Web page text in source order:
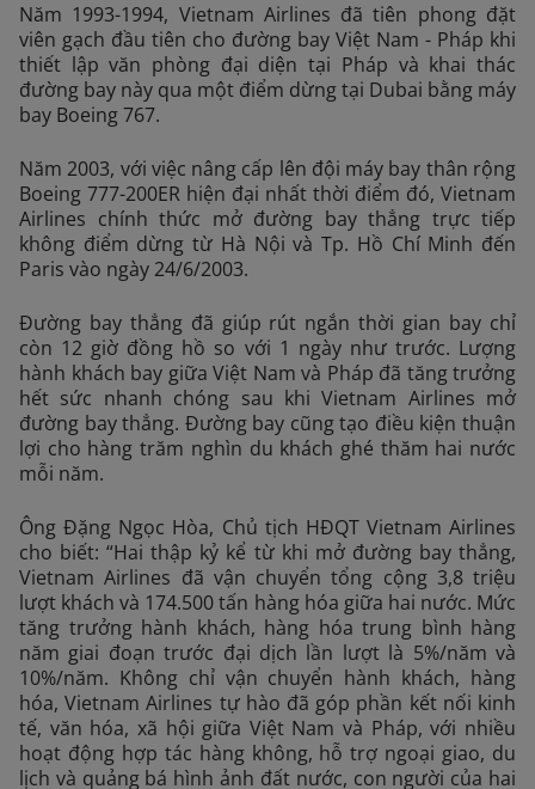
Năm 1993-1994, Vietnam Airlines đã tiên phong đặt
viên gạch đầu tiên cho đường bay Việt Nam - Pháp khi
thiết lập văn phòng đại diện tại Pháp và khai thác
đường bay này qua một điểm dừng tại Dubai bằng máy
bay Boeing 767.
Năm 2003, với việc nâng cấp lên đội máy bay thân rộng
Boeing 777-200ER hiện đại nhất thời điểm đó, Vietnam
Airlines chính thức mở đường bay thẳng trực tiếp
không điểm dừng từ Hà Nội và Tp. Hồ Chí Minh đến
Paris vào ngày 24/6/2003.
Đường bay thẳng đã giúp rút ngắn thời gian bay chỉ
còn 12 giờ đồng hồ so với 1 ngày như trước. Lượng
hành khách bay giữa Việt Nam và Pháp đã tăng trưởng
hết sức nhanh chóng sau khi Vietnam Airlines mở
đường bay thẳng. Đường bay cũng tạo điều kiện thuận
lợi cho hàng trăm nghìn du khách ghé thăm hai nước
mỗi năm.
Ông Đặng Ngọc Hòa, Chủ tịch HĐQT Vietnam Airlines
cho biết: “Hai thập kỷ kể từ khi mở đường bay thẳng,
Vietnam Airlines đã vận chuyển tổng cộng 3,8 triệu
lượt khách và 174.500 tấn hàng hóa giữa hai nước. Mức
tăng trưởng hành khách, hàng hóa trung bình hàng
năm giai đoạn trước đại dịch lần lượt là 5%/năm và
10%/năm. Không chỉ vận chuyển hành khách, hàng
hóa, Vietnam Airlines tự hào đã góp phần kết nối kinh
tế, văn hóa, xã hội giữa Việt Nam và Pháp, với nhiều
hoạt động hợp tác hàng không, hỗ trợ ngoại giao, du
lịch và quảng bá hình ảnh đất nước, con người của hai